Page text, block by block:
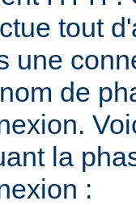
tout
une
de
la
: